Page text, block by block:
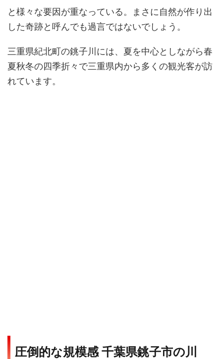
と様々な要因が重なっている。まさに自然が作り出
した奇跡と呼んでも過言ではないでしょう。
三重県紀北町の銚子川には、夏を中心としながら春
夏秋冬の四季折々で三重県内から多くの観光客が訪
れています。
圧倒的な規模感 千葉県銚子市の川